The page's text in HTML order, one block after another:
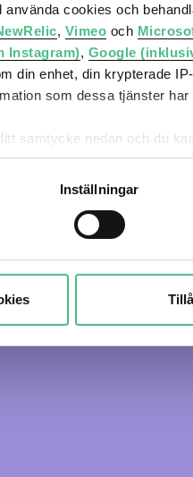
använda cookies och
, Vimeo och
Instagram), Google
din enhet, din krypterade
som dessa tjänster
samtycke nedan och du
använda genom att anpassa
Inställningar
för